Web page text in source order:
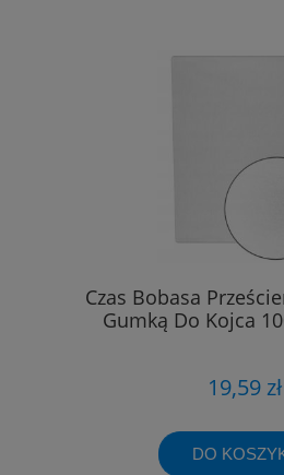
Czas Bobasa
Gumką Do Kojca
19,59 zł
DO